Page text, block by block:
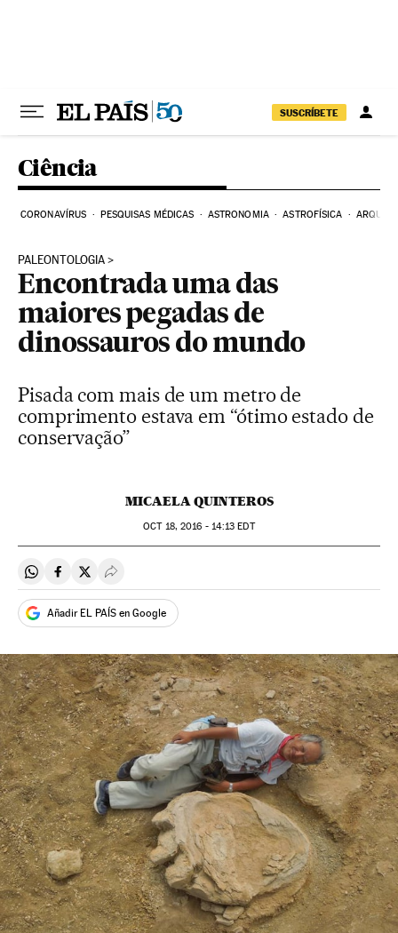
SUSCRÍBETE
Ciência
CORONAVÍRUS PESQUISAS MÉDICAS ASTRONOMIA ASTROFÍSICA
PALEONTOLOGIA
Encontrada uma das
maiores pegadas de
dinossauros do mundo
Pisada com mais de um metro de
comprimento estava em “ótimo estado de
conservação”
MICAELA QUINTEROS
OCT18, 2016 - 14:13 EDT
Compartir en Whatsapp
Compartir en Facebook
Compartir en Twitter
Desplegar Redes Sociales
Añadir EL PAÍS en Google